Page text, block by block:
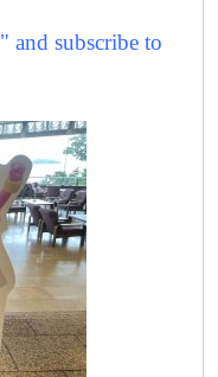
" and subscribe to